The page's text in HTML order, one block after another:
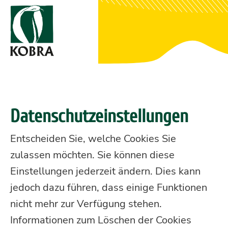
Datenschutzeinstellungen
Entscheiden Sie, welche Cookies Sie
zulassen möchten. Sie können diese
Einstellungen jederzeit ändern. Dies kann
jedoch dazu führen, dass einige Funktionen
nicht mehr zur Verfügung stehen.
Informationen zum Löschen der Cookies